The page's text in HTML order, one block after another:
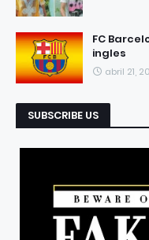
FC
ingles
abril 21,
SUBSCRIBE US